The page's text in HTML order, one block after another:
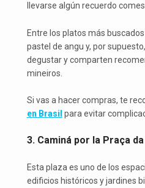
llevarse algún recuerdo
Entre los platos más
pastel de angu y, por supuesto,
degustar y comparten
mineiros.
Si vas a hacer compras, te
en Brasil para evitar
3. Caminá por la Praça
Esta plaza es uno de los
edificios históricos y jardines